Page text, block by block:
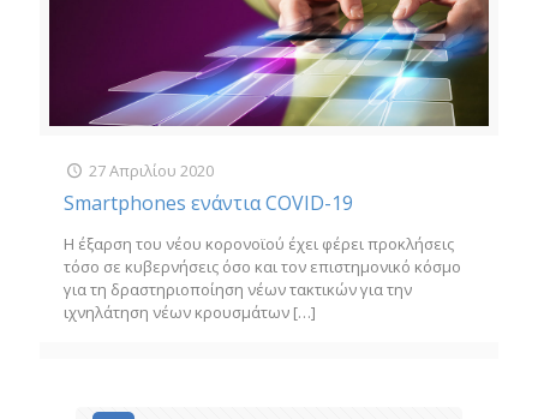
27 Απριλίου 2020
Smartphones ενάντια COVID-19
Η έξαρση του νέου κορονοϊού έχει φέρει προκλήσεις
τόσο σε κυβερνήσεις όσο και τον επιστημονικό κόσμο
για τη δραστηριοποίηση νέων τακτικών για την
ιχνηλάτηση νέων κρουσμάτων […]